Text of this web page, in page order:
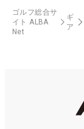
ゴルフ総合サ
イト ALBA
Net
ギ
ア